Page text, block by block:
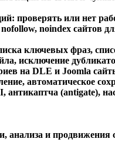
проверять или нет
, noindex сайтов
ключевых фраз,
исключение
на DLE и Joomla
автоматическое
, антикаптча (antigate),
и продвижения